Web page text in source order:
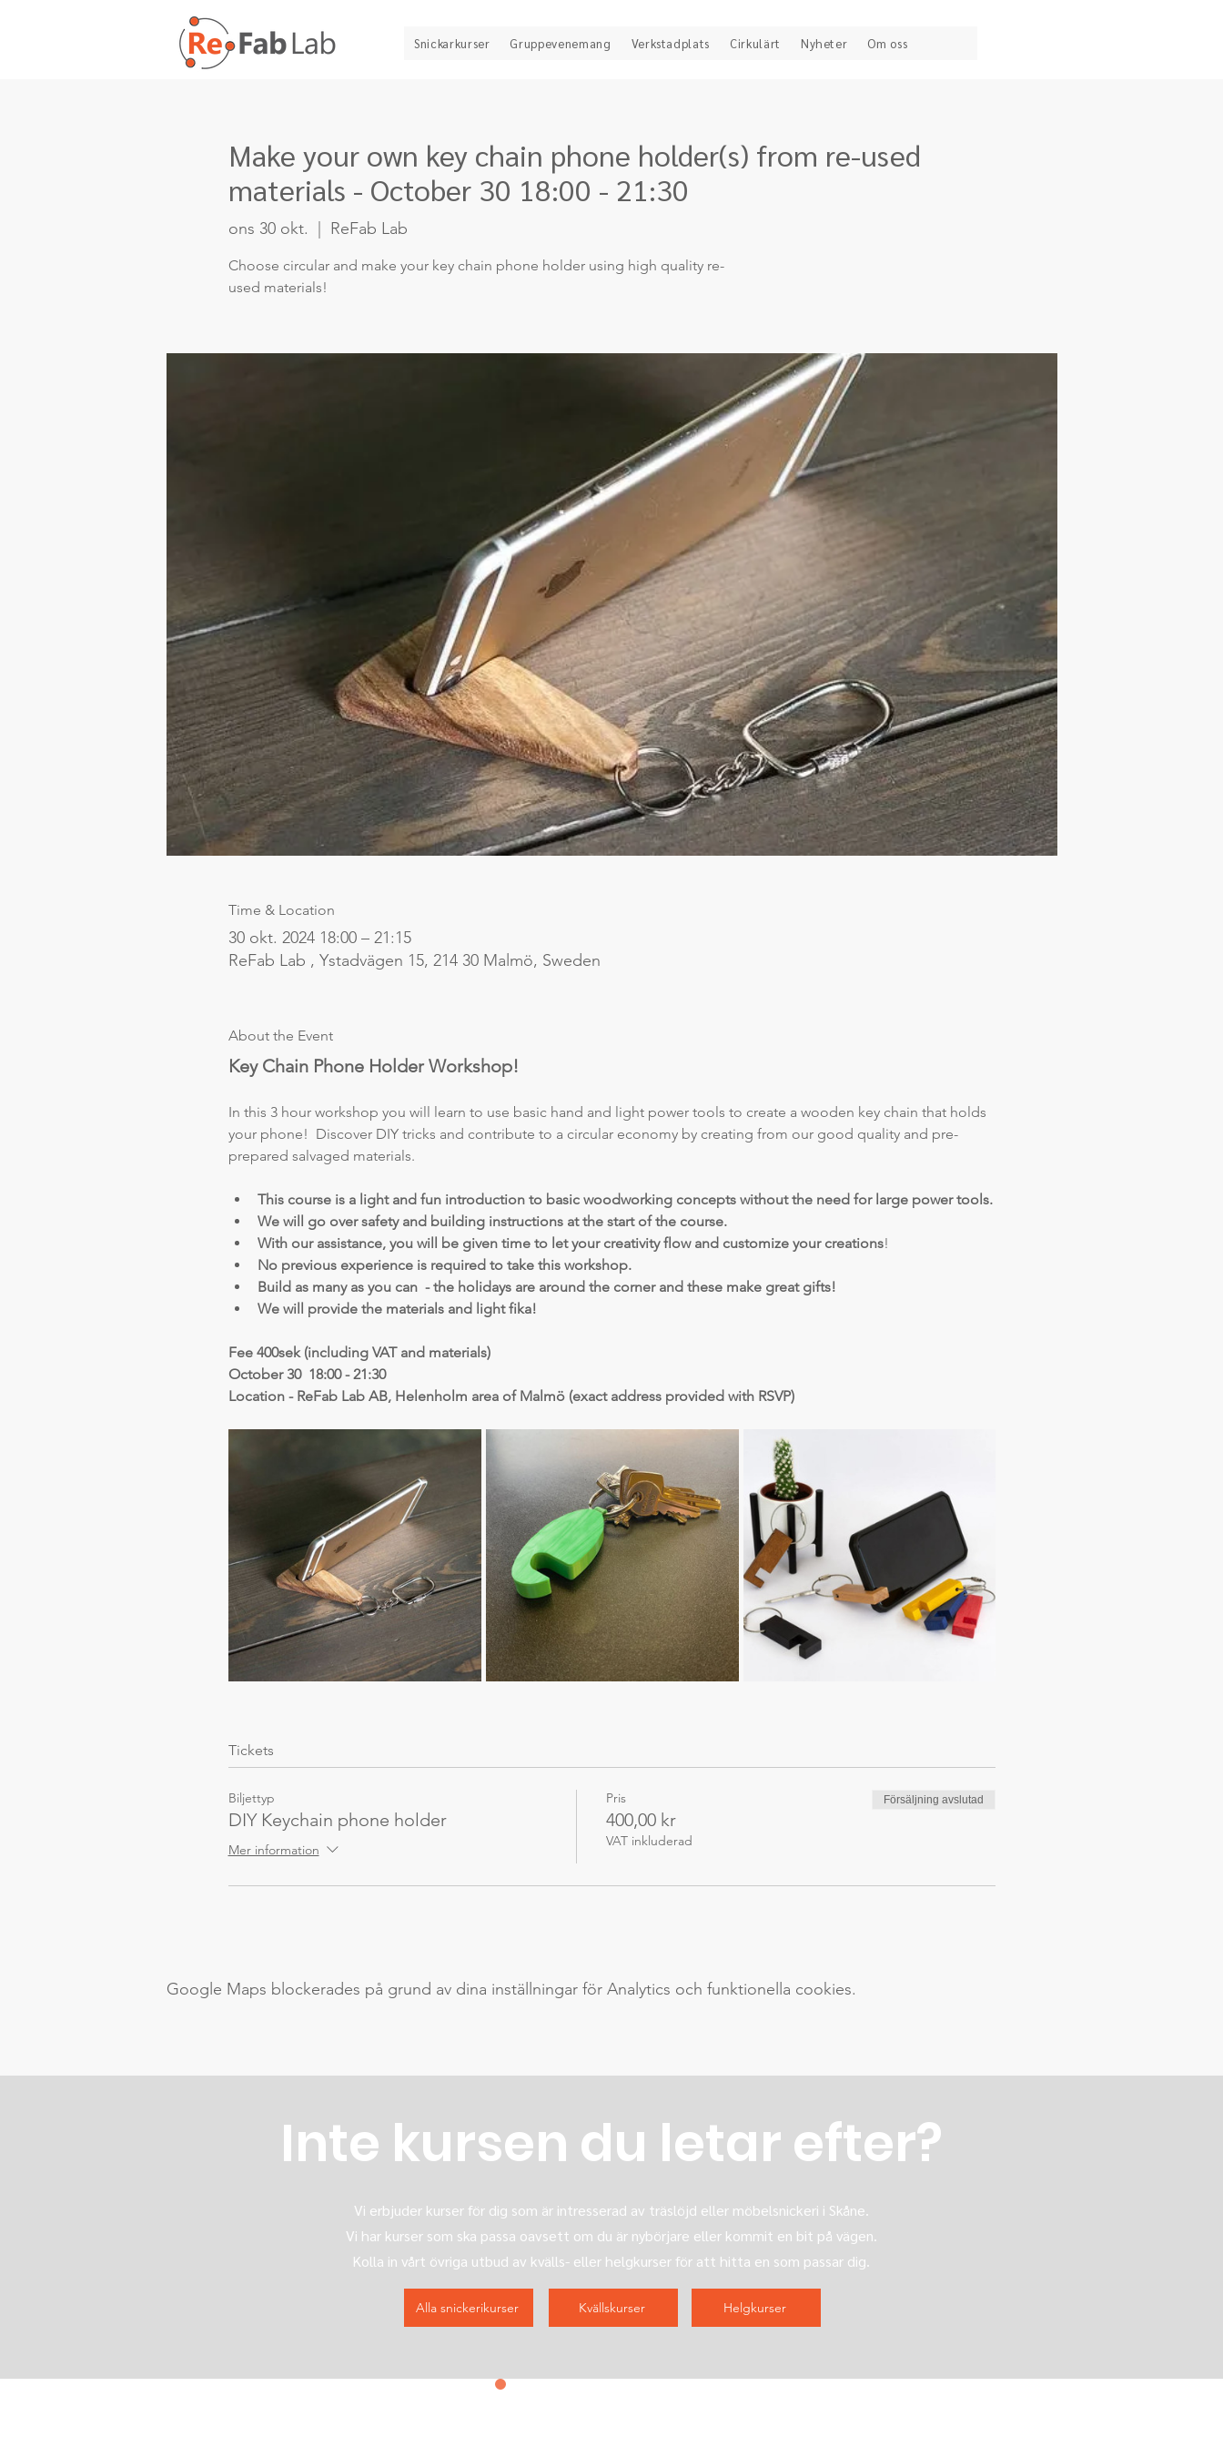
Snickarkurser Gruppevenemang Verkstadplats Cirkulärt Nyheter Om oss
Make your own key chain phone holder(s) from re-used
materials - October 30 18:00 - 21:30
ons 30 okt. ReFab Lab
Choose circular and make your key chain phone holder using high quality re-
used materials!
Time & Location
30 okt. 2024 18:00 – 21:15
ReFab Lab , Ystadvägen 15, 214 30 Malmö, Sweden
About the Event
Key Chain Phone Holder Workshop!
In this 3 hour workshop you will learn to use basic hand and light power tools to create a wooden key chain that holds
your phone!  Discover DIY tricks and contribute to a circular economy by creating from our good quality and pre-
prepared salvaged materials.
This course is a light and fun introduction to basic woodworking concepts without the need for large power tools.
We will go over safety and building instructions at the start of the course.
With our assistance, you will be given time to let your creativity flow and customize your creations!
No previous experience is required to take this workshop.
Build as many as you can  - the holidays are around the corner and these make great gifts!
We will provide the materials and light fika!
Fee 400sek (including VAT and materials)
October 30  18:00 - 21:30
Location - ReFab Lab AB, Helenholm area of Malmö (exact address provided with RSVP)
Tickets
Biljettyp
DIY Keychain phone holder
Mer information
Pris
400,00 kr
VAT inkluderad
Försäljning avslutad
Google Maps blockerades på grund av dina inställningar för Analytics och funktionella cookies.
Inte kursen du letar efter?
Vi erbjuder kurser för dig som är intresserad av träslöjd eller möbelsnickeri i Skåne.
Vi har kurser som ska passa oavsett om du är nybörjare eller kommit en bit på vägen.
Kolla in vårt övriga utbud av kvälls- eller helgkurser för att hitta en som passar dig.
Alla snickerikurser Kvällskurser Helgkurser